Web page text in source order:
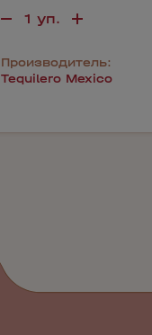
Производитель:
Tequilero Mexico